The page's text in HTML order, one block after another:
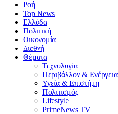
Ροή
Top News
Ελλάδα
Πολιτική
Οικονομία
Διεθνή
Θέματα
Τεχνολογία
Περιβάλλον & Ενέργεια
Υγεία & Επιστήμη
Πολιτισμός
Lifestyle
PrimeNews TV